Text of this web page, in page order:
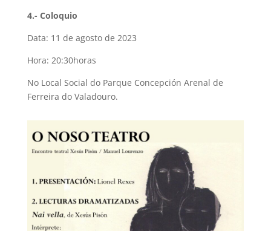
4.- Coloquio
Data: 11 de agosto de 2023
Hora: 20:30horas
No Local Social do Parque Concepción Arenal de
Ferreira do Valadouro.